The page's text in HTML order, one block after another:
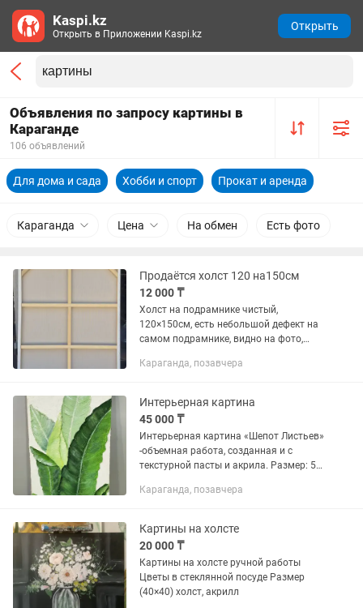
Объявления по запросу картины в
Караганде
106 объявлений
Для дома и сада Хобби и спорт Прокат и аренда
Караганда Цена На обмен Есть фото
Продаётся холст 120 на150см
12 000 ₸
Холст на подрамнике чистый,
120×150см, есть небольшой дефект на
самом подрамнике, видно на фото,
Караганда, позавчера
Интерьерная картина
45 000 ₸
Интерьерная картина «Шепот Листьев»
-объемная работа, созданная и с
текстурной пасты и акрила. Размер: 55
Продается без рамы (для размещения
Караганда, позавчера
Картины на холсте
20 000 ₸
Картины на холсте ручной работы
Цветы в стеклянной посуде Размер
(40×40) холст, акрилл
Kaspi.kz
Открыть в Приложении Kaspi.kz
Открыть